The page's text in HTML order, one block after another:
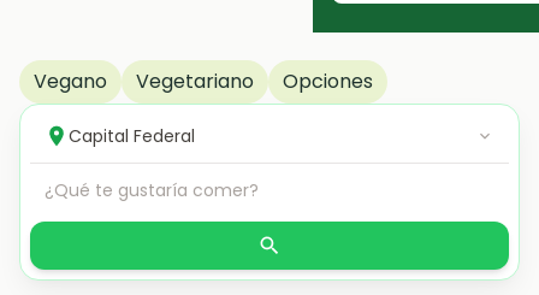
Vegano Vegetariano Opciones